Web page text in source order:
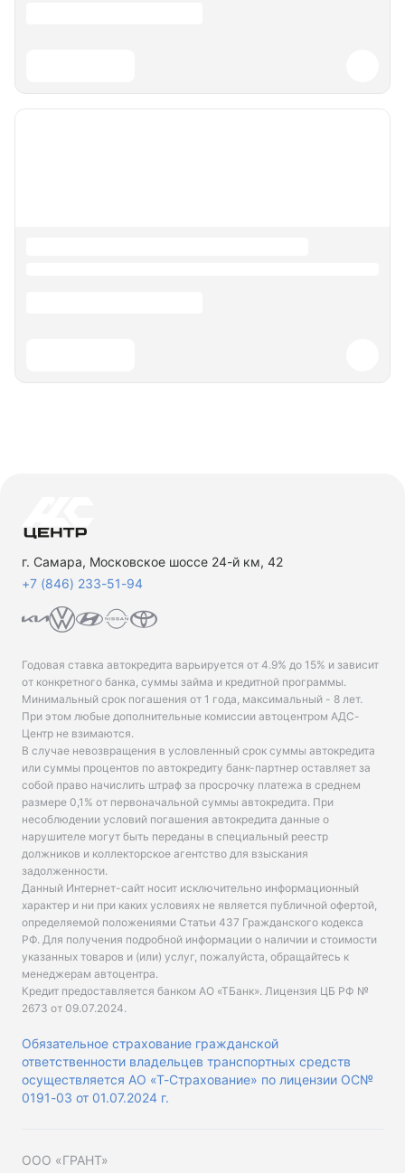
г. Самара, Московское шоссе 24-й км, 42
+7 (846) 233-51-94
Годовая ставка автокредита варьируется от 4.9% до 15% и зависит
от конкретного банка, суммы займа и кредитной программы.
Минимальный срок погашения от 1 года, максимальный - 8 лет.
При этом любые дополнительные комиссии автоцентром АДС-
Центр не взимаются.
В случае невозвращения в условленный срок суммы автокредита
или суммы процентов по автокредиту банк-партнер оставляет за
собой право начислить штраф за просрочку платежа в среднем
размере 0,1% от первоначальной суммы автокредита. При
несоблюдении условий погашения автокредита данные о
нарушителе могут быть переданы в специальный реестр
должников и коллекторское агентство для взыскания
задолженности.
Данный Интернет-сайт носит исключительно информационный
характер и ни при каких условиях не является публичной офертой,
определяемой положениями Статьи 437 Гражданского кодекса
РФ. Для получения подробной информации о наличии и стоимости
указанных товаров и (или) услуг, пожалуйста, обращайтесь к
менеджерам автоцентра.
Кредит предоставляется банком АО «ТБанк». Лицензия ЦБ РФ №
2673 от 09.07.2024.
Обязательное страхование гражданской
ответственности владельцев транспортных средств
осуществляется АО «Т-Страхование» по лицензии ОС№
0191-03 от 01.07.2024 г.
ООО «ГРАНТ»